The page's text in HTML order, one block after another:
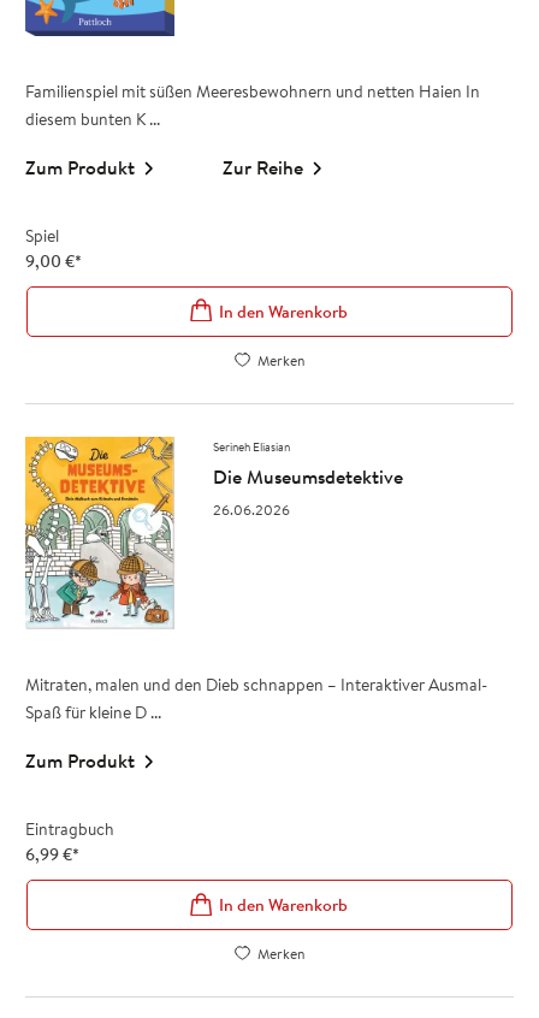
Familienspiel mit süßen Meeresbewohnern und netten Haien In
diesem bunten K ...
Zum Produkt Zur Reihe
Spiel
9,00 €*
In den Warenkorb
Merken
Serineh Eliasian
Die Museumsdetektive
26.06.2026
Mitraten, malen und den Dieb schnappen – Interaktiver Ausmal-
Spaß für kleine D ...
Zum Produkt
Eintragbuch
6,99€*
In den Warenkorb
Merken